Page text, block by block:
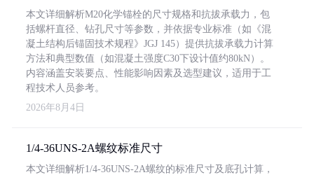
本文详细解析M20化学锚栓的尺寸规格和抗拔承载力，包
括螺杆直径、钻孔尺寸等参数，并依据专业标准（如《混
凝土结构后锚固技术规程》JGJ 145）提供抗拔承载力计算
方法和典型数值（如混凝土强度C30下设计值约80kN）。
内容涵盖安装要点、性能影响因素及选型建议，适用于工
程技术人员参考。
2026年8月4日
1/4-36UNS-2A螺纹标准尺寸
本文详细解析1/4-36UNS-2A螺纹的标准尺寸及底孔计算，